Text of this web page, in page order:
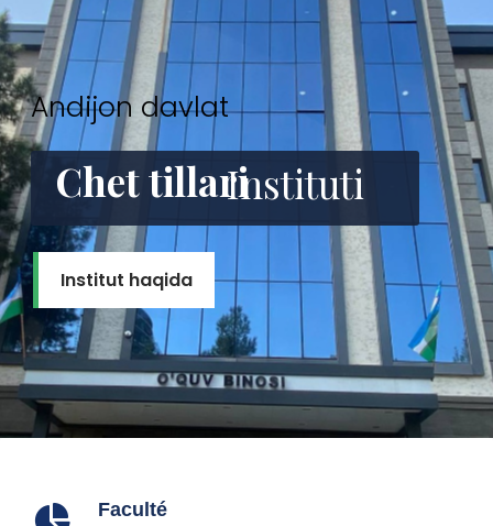
Andijon davlat
Chet tillariInstituti
Institut haqida
Faculté